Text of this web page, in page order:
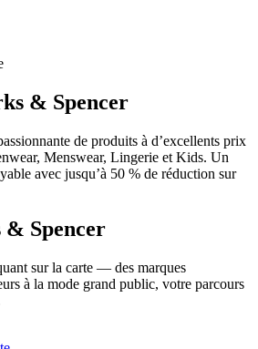
& Spencer
de produits à d’excellents prix
Menswear, Lingerie et Kids. Un
avec jusqu’à 50 % de réduction sur
Spencer
sur la carte — des marques
à la mode grand public, votre parcours